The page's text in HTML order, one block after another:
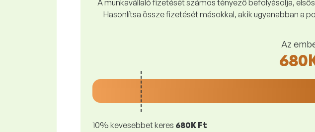
A munkavállaló fizetését számos tényező befolyásolja,
Hasonlítsa össze fizetését másokkal, akik ugyanabban a
Az
10% kevesebbet keres 680K Ft